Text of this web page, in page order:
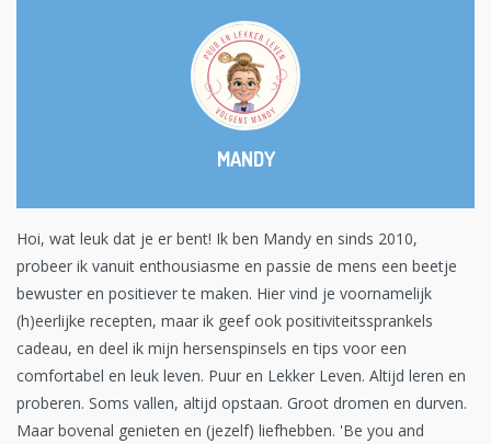
MANDY
Hoi, wat leuk dat je er bent! Ik ben Mandy en sinds 2010,
probeer ik vanuit enthousiasme en passie de mens een beetje
bewuster en positiever te maken. Hier vind je voornamelijk
(h)eerlijke recepten, maar ik geef ook positiviteitssprankels
cadeau, en deel ik mijn hersenspinsels en tips voor een
comfortabel en leuk leven. Puur en Lekker Leven. Altijd leren en
proberen. Soms vallen, altijd opstaan. Groot dromen en durven.
Maar bovenal genieten en (jezelf) liefhebben. 'Be you and